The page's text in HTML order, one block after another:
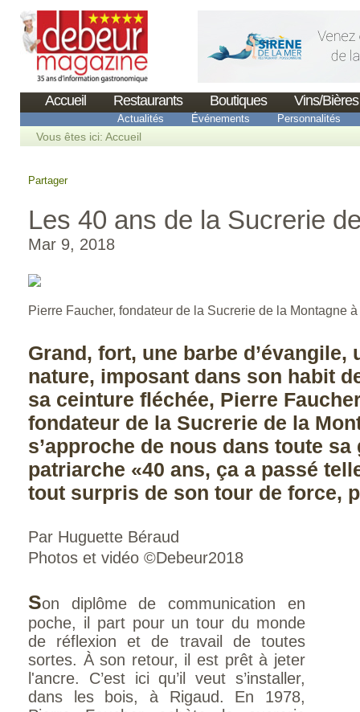
Accueil Restaurants Boutiques Vins/Bières
Actualités Événements Personnalités
Vous êtes ici: Accueil
Partager
Les 40 ans de la Sucrerie
Mar 9, 2018
Pierre Faucher, fondateur de la Sucrerie de la Montagne
Grand, fort, une barbe d’évangile,
nature, imposant dans son habit
sa ceinture fléchée, Pierre
fondateur de la Sucrerie de la
s’approche de nous dans toute sa
patriarche «40 ans, ça a passé
tout surpris de son tour de force,
Par Huguette Béraud
Photos et vidéo ©Debeur2018
Son diplôme de communication en
poche, il part pour un tour du monde
de réflexion et de travail de toutes
sortes. À son retour, il est prêt à jeter
l'ancre. C’est ici qu’il veut s’installer,
dans les bois, à Rigaud. En 1978,